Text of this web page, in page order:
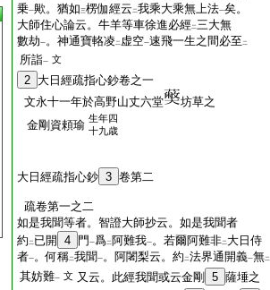
乗一歟。猶如三楞伽經云 二我乘大乘無上法一矣。
大師住心論云。牛羊等車徐進必經二三大無
數劫一。神通寶輅凌 二 虚空一速飛一生之間必至 二
所詣一 文
2 大日經疏指心鈔卷之一
文永十一年於高野山丈六堂
坊草之
金剛資頼瑜 生年四
十九歳
大日經疏指心鈔 3 卷第二
疏卷第一之二
如是我聞等者。智證大師抄云。如是我聞者
約 二 已開 4 門 一爲二 阿難我一。若爾阿難非二 大日侍
者一。何稱二我聞一。阿闍梨云。約 二法界通開義一無二
其妨難一 文 又云。此經我聞或云金剛 5 薩埵之